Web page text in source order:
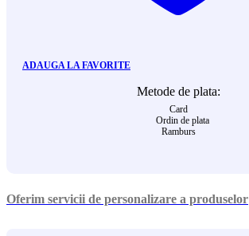
ADAUGA LA FAVORITE
Metode de plata:
Card
Ordin de plata
Ramburs
Oferim servicii de personalizare a produselor